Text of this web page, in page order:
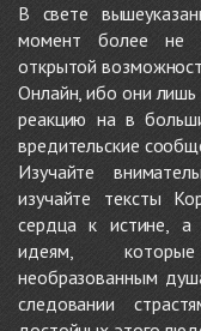
В свете
момент более не
открытой
Онлайн, ибо они
реакцию на в
вредительские
Изучайте
изучайте тексты
сердца к истине, а
идеям,
необразованным
следовании